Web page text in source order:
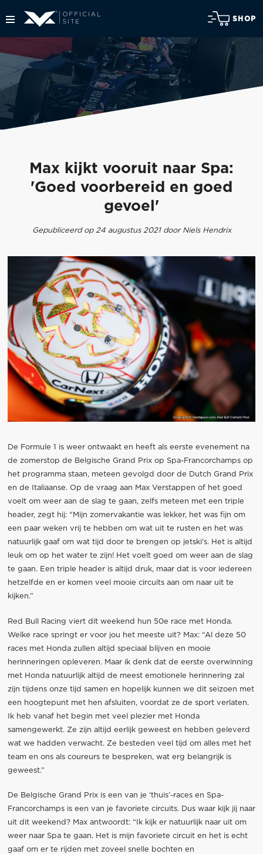
SHOP
Max kijkt vooruit naar Spa:
'Goed voorbereid en goed
gevoel'
Gepubliceerd op 24 augustus 2021 door Niels Hendrix
De Formule 1 is weer ontwaakt en heeft als eerste evenement na
de zomerstop de Belgische Grand Prix op Spa-Francorchamps op
het programma staan, meteen gevolgd door de Dutch Grand Prix
en de Italiaanse. Op de vraag aan Max Verstappen of het goed
voelt om weer aan de slag te gaan, zelfs meteen met een triple
header, zegt hij: “Mijn zomervakantie was lekker, het was fijn om
een paar weken vrij te hebben om wat uit te rusten en het was
natuurlijk gaaf om wat tijd door te brengen op jetski's. Het is altijd
leuk om op het water te zijn! Het voelt goed om weer aan de slag
te gaan. Een triple header is altijd druk, maar dat is voor iedereen
hetzelfde en er komen veel mooie circuits aan om naar uit te
kijken.”
Red Bull Racing viert dit weekend hun 50e race met Honda.
Welke race springt er voor jou het meeste uit? Max: “Al deze 50
races met Honda zullen altijd speciaal blijven en mooie
herinneringen opleveren. Maar ik denk dat de eerste overwinning
met Honda natuurlijk altijd de meest emotionele herinnering zal
zijn tijdens onze tijd samen en hopelijk kunnen we dit seizoen met
een hoogtepunt met hen afsluiten, voordat ze de sport verlaten.
Ik heb vanaf het begin met veel plezier met Honda
samengewerkt. Ze zijn altijd eerlijk geweest en hebben geleverd
wat we hadden verwacht. Ze besteden veel tijd om alles met het
team en ons als coureurs te bespreken, wat erg belangrijk is
geweest.”
De Belgische Grand Prix is ​​een van je ‘thuis’-races en Spa-
Francorchamps is een van je favoriete circuits. Dus waar kijk jij naar
uit dit weekend? Max antwoordt: “Ik kijk er natuurlijk naar uit om
weer naar Spa te gaan. Het is mijn favoriete circuit en het is echt
gaaf om er te rijden met zoveel snelle bochten en